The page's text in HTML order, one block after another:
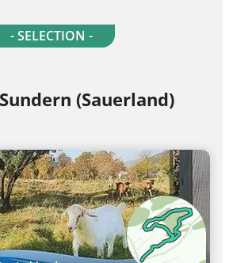
- SELECTION -
(Sauerland)